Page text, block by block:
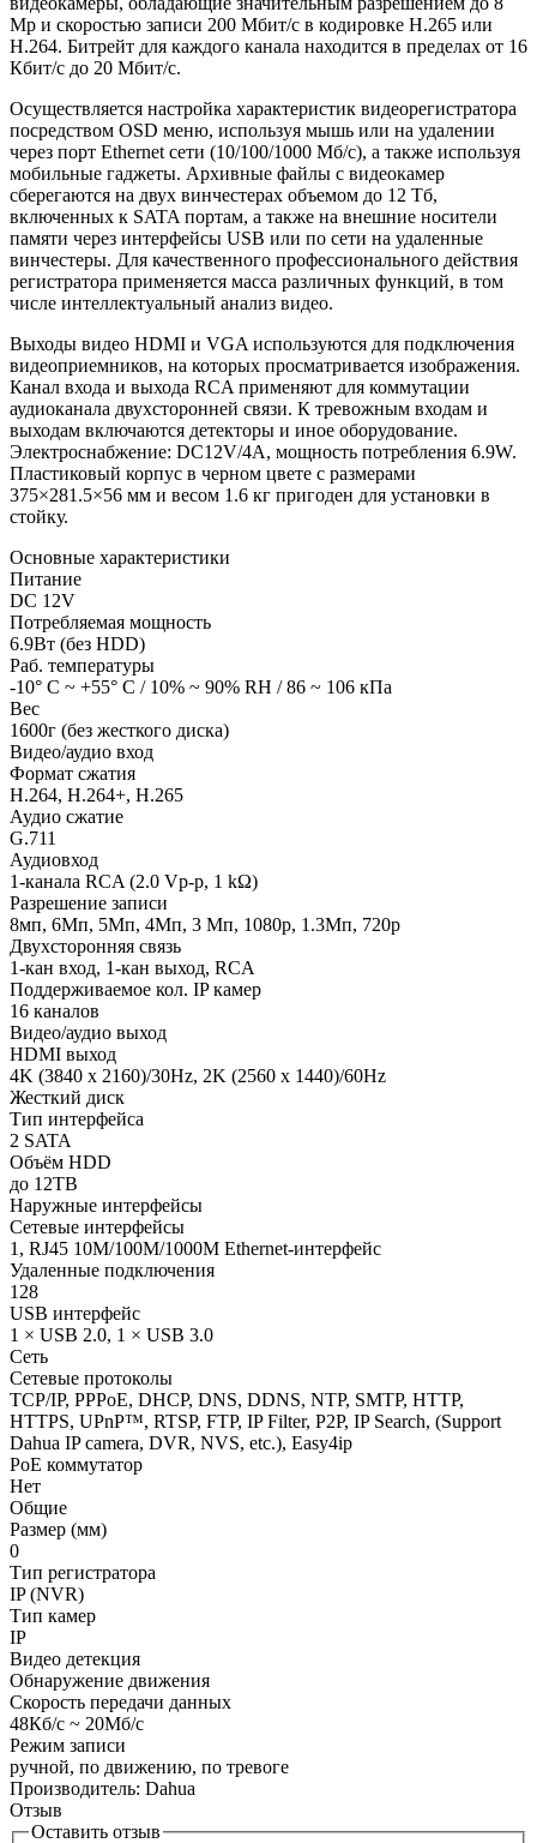
Mp и скоростью записи 200 Мбит/с в кодировке H.265 или
H.264. Битрейт для каждого канала находится в пределах от 16
Кбит/с до 20 Мбит/с.
Осуществляется настройка характеристик видеорегистратора
посредством OSD меню, используя мышь или на удалении
через порт Ethernet сети (10/100/1000 Мб/с), а также используя
мобильные гаджеты. Архивные файлы с видеокамер
сберегаются на двух винчестерах объемом до 12 Тб,
включенных к SATA портам, а также на внешние носители
памяти через интерфейсы USB или по сети на удаленные
винчестеры. Для качественного профессионального действия
регистратора применяется масса различных функций, в том
числе интеллектуальный анализ видео.
Выходы видео HDMI и VGA используются для подключения
видеоприемников, на которых просматривается изображения.
Канал входа и выхода RCA применяют для коммутации
аудиоканала двухсторонней связи. К тревожным входам и
выходам включаются детекторы и иное оборудование.
Электроснабжение: DC12V/4A, мощность потребления 6.9W.
Пластиковый корпус в черном цвете с размерами
375×281.5×56 мм и весом 1.6 кг пригоден для установки в
стойку.
Основные характеристики
Питание
DC 12V
Потребляемая мощность
6.9Вт (без HDD)
Раб. температуры
-10° C ~ +55° C / 10% ~ 90% RH / 86 ~ 106 кПа
Вес
1600г (без жесткого диска)
Видео/аудио вход
Формат сжатия
H.264, H.264+, H.265
Аудио сжатие
G.711
Аудиовход
1-канала RCA (2.0 Vp-p, 1 kΩ)
Разрешение записи
8мп, 6Мп, 5Мп, 4Мп, 3 Мп, 1080p, 1.3Мп, 720p
Двухсторонняя связь
1-кан вход, 1-кан выход, RCA
Поддерживаемое кол. IP камер
16 каналов
Видео/аудио выход
HDMI выход
4K (3840 x 2160)/30Hz, 2K (2560 x 1440)/60Hz
Жесткий диск
Тип интерфейса
2 SATA
Объём HDD
до 12TB
Наружные интерфейсы
Сетевые интерфейсы
1, RJ45 10M/100M/1000M Ethernet-интерфейс
Удаленные подключения
128
USB интерфейс
1 × USB 2.0, 1 × USB 3.0
Сеть
Сетевые протоколы
TCP/IP, PPPoE, DHCP, DNS, DDNS, NTP, SMTP, HTTP,
HTTPS, UPnP™, RTSP, FTP, IP Filter, P2P, IP Search, (Support
Dahua IP camera, DVR, NVS, etc.), Easy4ip
PoE коммутатор
Нет
Общие
Размер (мм)
0
Тип регистратора
IP (NVR)
Тип камер
IP
Видео детекция
Обнаружение движения
Скорость передачи данных
48Кб/с ~ 20Мб/с
Режим записи
ручной, по движению, по тревоге
Производитель: Dahua
Отзыв
Оставить отзыв